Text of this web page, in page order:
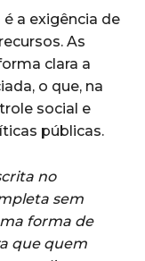
a exigência de
As
clara a
o que, na
social e
públicas.
no
sem
forma de
que quem